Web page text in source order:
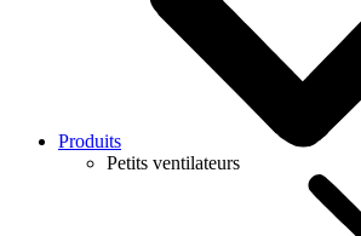
Produits
Petits ventilateurs